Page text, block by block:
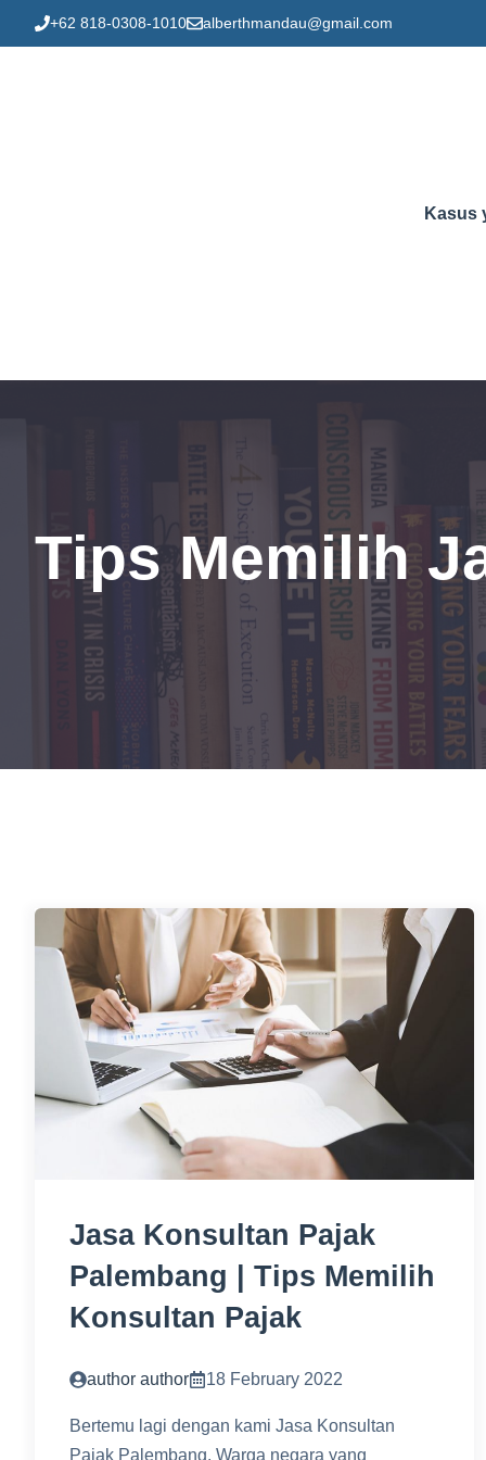
to
+62 818-0308-1010 alberthmandau@gmail.com
Kasus
Tips Memilih
Jasa Konsultan Pajak
Palembang | Tips Memilih
Konsultan Pajak
author author 18 February 2022
Bertemu lagi dengan kami Jasa Konsultan
Pajak Palembang. Warga negara yang